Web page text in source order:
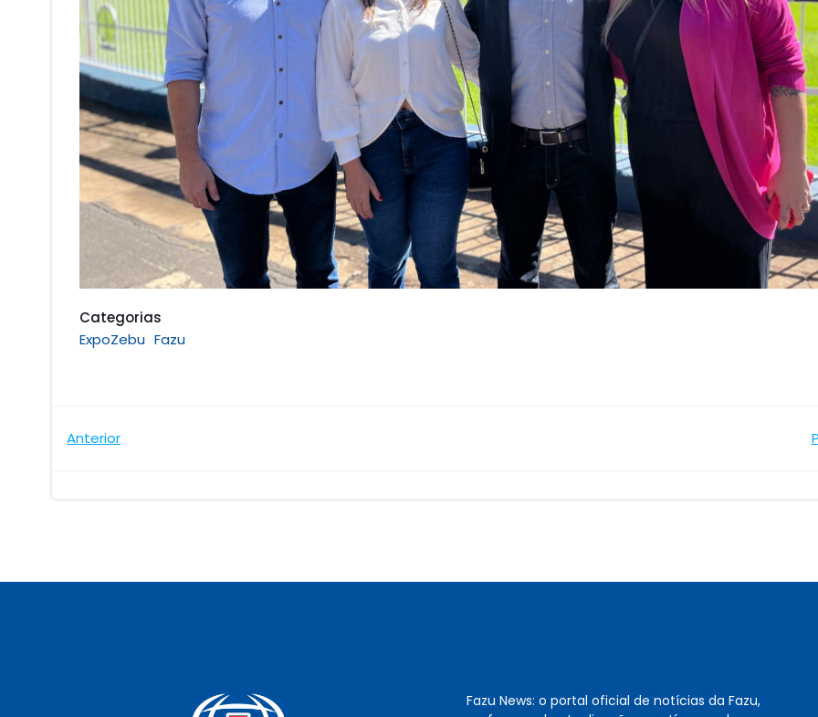
Categorias
ExpoZebu Fazu
Navegação
Anterior
Fazu News: o portal oficial de notícias da Fazu,